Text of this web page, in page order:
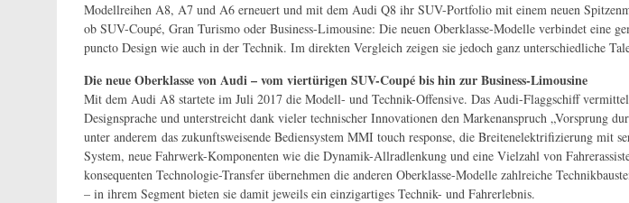
Modellreihen A8, A7 und A6 erneuert und mit dem Audi Q8 ihr SUV-Portfolio mit einem neuen
ob SUV-Coupé, Gran Turismo oder Business-Limousine: Die neuen Oberklasse-Modelle verbindet eine
puncto Design wie auch in der Technik. Im direkten Vergleich zeigen sie jedoch ganz unterschiedliche
Die neue Oberklasse von Audi – vom viertürigen SUV-Coupé bis hin zur Business-Limousine
Mit dem Audi A8 startete im Juli 2017 die Modell- und Technik-Offensive. Das Audi-Flaggschiff
Designsprache und unterstreicht dank vieler technischer Innovationen den Markenanspruch „Vorsprung
unter anderem das zukunftsweisende Bediensystem MMI touch response, die Breitenelektrifizierung mit
System, neue Fahrwerk-Komponenten wie die Dynamik-Allradlenkung und eine Vielzahl von
konsequenten Technologie-Transfer übernehmen die anderen Oberklasse-Modelle zahlreiche
– in ihrem Segment bieten sie damit jeweils ein einzigartiges Technik- und Fahrerlebnis.